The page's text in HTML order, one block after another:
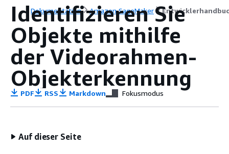
Dokumentation Amazon SageMaker
Identifizieren Sie
Objekte mithilfe
der Videorahmen-
Objekterkennung
PDF RSS Markdown Fokusmodus
Auf dieser Seite